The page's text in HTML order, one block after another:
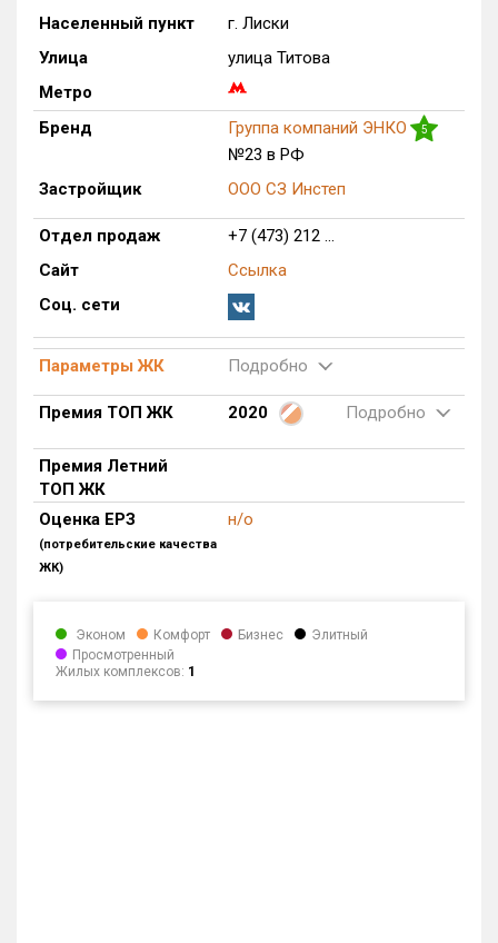
Только новые
от
с продажами
Рейтинг ЕРЗ
Найдено:
Жилых комплексов
1 из 358
Многоквартирных домов
Поселков таунхаусов
0 из 4
Блокированных домов
Квартир, апартаментов,
блоков в БД
Населенный пункт
г. Лиски
Улица
улица Титова
Метро
Бренд
Группа компаний ЭНКО 5
№23 в РФ
Застройщик
ООО СЗ Инстеп
Отдел продаж
+7 (473) 212 ...
Сайт
Ссылка
Соц. сети
Параметры ЖК Подробно
Премия ТОП ЖК 2020 Подробно
Премия Летний
ТОП ЖК
Оценка ЕРЗ
(потребительские качества
ЖК)
н/о
Эконом Комфорт Бизнес
Элитный
Просмотренный
Жилых комплексов: 1